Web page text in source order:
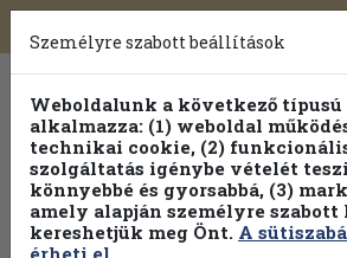
Toggle
navigation
Személyre szabott beállítások
Weboldalunk a következő
alkalmazza: (1) weboldal
technikai cookie, (2)
szolgáltatás igénybe vételét
könnyebbé és gyorsabbá, (3)
amely alapján személyre
kereshetjük meg Önt. A
érheti el.